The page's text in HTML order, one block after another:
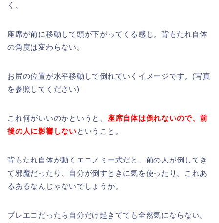
く、
座席が前に移動して頭が下がってくる感じ。背もたれ自体
の角度は変わらない。
お尻の位置が水平移動して倒れていくイメージです。(写真
を参照してください)
これ何がいいのかというと、 座席自体は倒れないので、前
後の人に影響しないということ。
背もたれ自体が動くエコノミー式だと、前の人が倒してき
て邪魔だったり、自分が倒すときに気を使ったり。これあ
るあるなんじゃないでしょうか。
プレエコだったら自分だけ起きてても全然気にならない。